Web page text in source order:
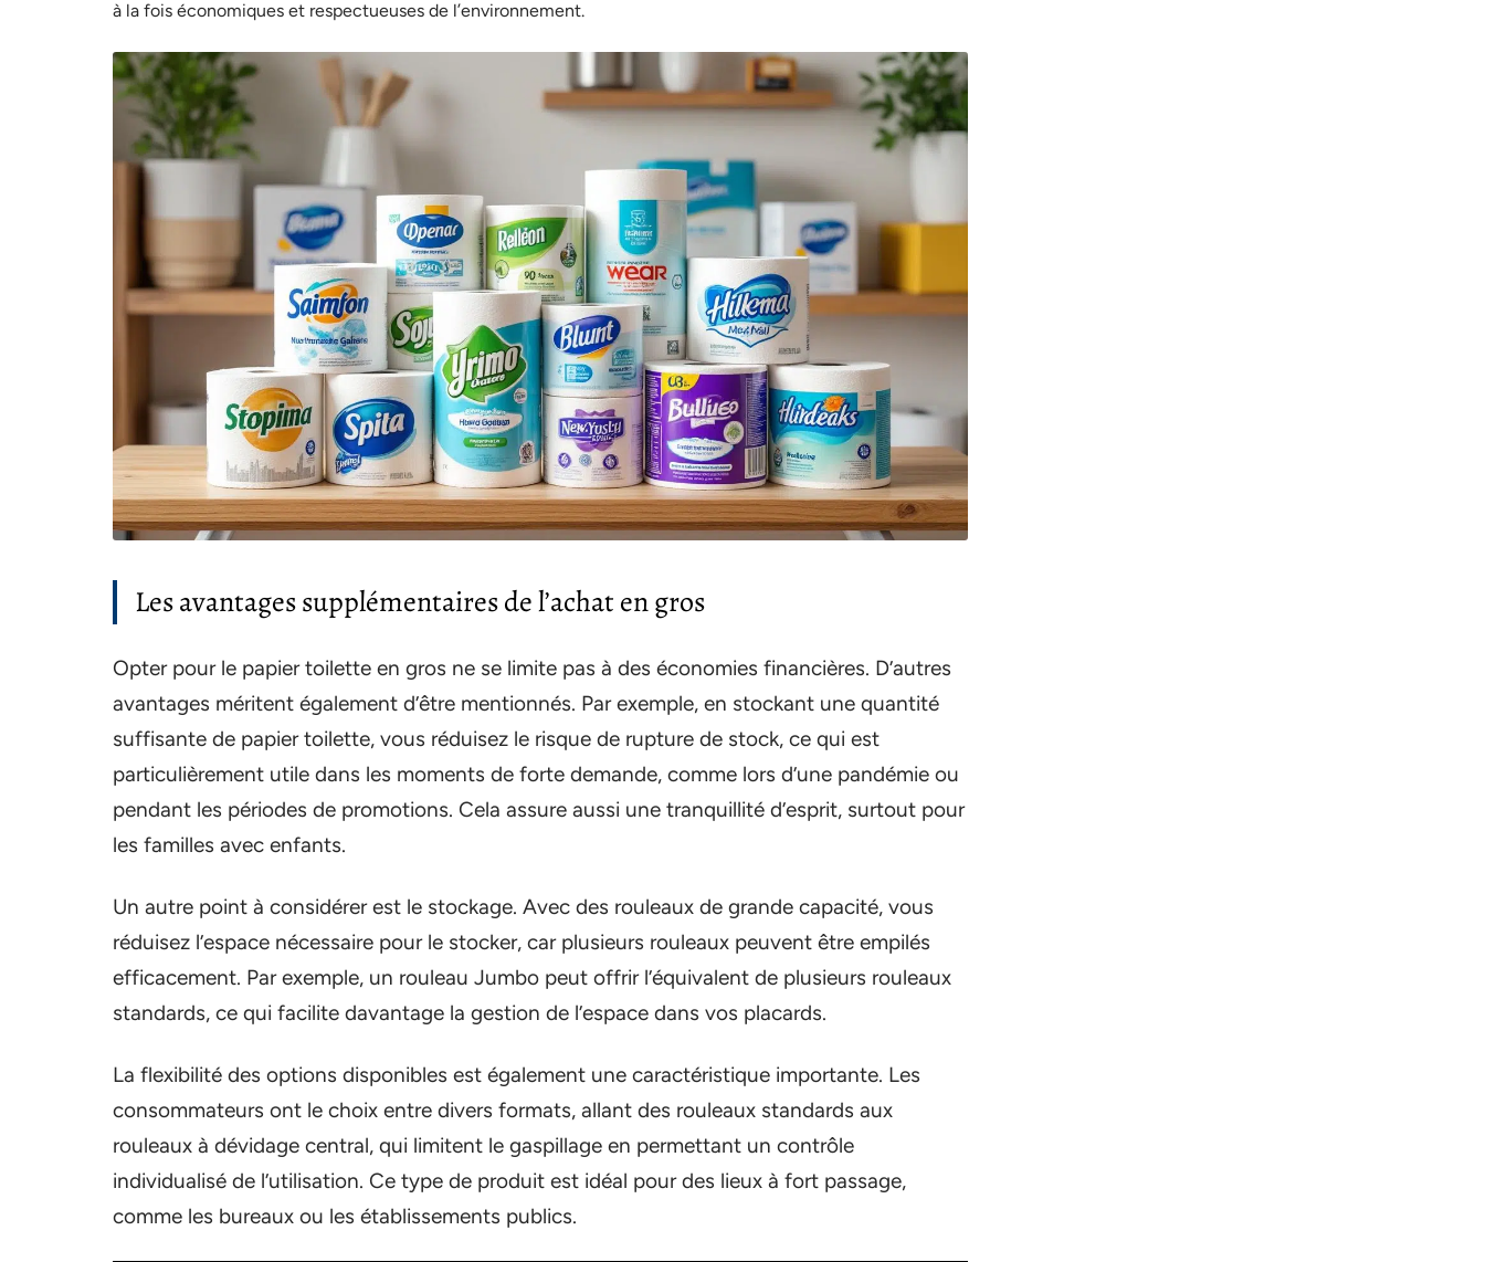
à la fois économiques et respectueuses de l’environnement.
Les avantages supplémentaires de l’achat en gros
Opter pour le papier toilette en gros ne se limite pas à des économies financières. D’autres
avantages méritent également d’être mentionnés. Par exemple, en stockant une quantité
suffisante de papier toilette, vous réduisez le risque de rupture de stock, ce qui est
particulièrement utile dans les moments de forte demande, comme lors d’une pandémie ou
pendant les périodes de promotions. Cela assure aussi une tranquillité d’esprit, surtout pour
les familles avec enfants.
Un autre point à considérer est le stockage. Avec des rouleaux de grande capacité, vous
réduisez l’espace nécessaire pour le stocker, car plusieurs rouleaux peuvent être empilés
efficacement. Par exemple, un rouleau Jumbo peut offrir l’équivalent de plusieurs rouleaux
standards, ce qui facilite davantage la gestion de l’espace dans vos placards.
La flexibilité des options disponibles est également une caractéristique importante. Les
consommateurs ont le choix entre divers formats, allant des rouleaux standards aux
rouleaux à dévidage central, qui limitent le gaspillage en permettant un contrôle
individualisé de l’utilisation. Ce type de produit est idéal pour des lieux à fort passage,
comme les bureaux ou les établissements publics.